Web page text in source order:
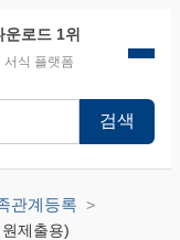
로드 1위
서식 플랫폼
검색
관계등록
제출용)